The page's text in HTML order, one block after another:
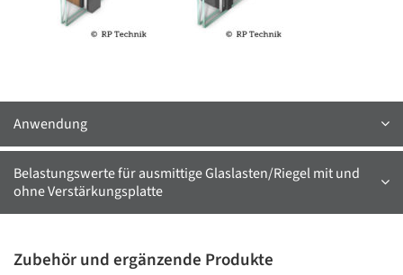
Anwendung
Belastungswerte für ausmittige Glaslasten/Riegel mit und
ohne Verstärkungsplatte
Zubehör und ergänzende Produkte